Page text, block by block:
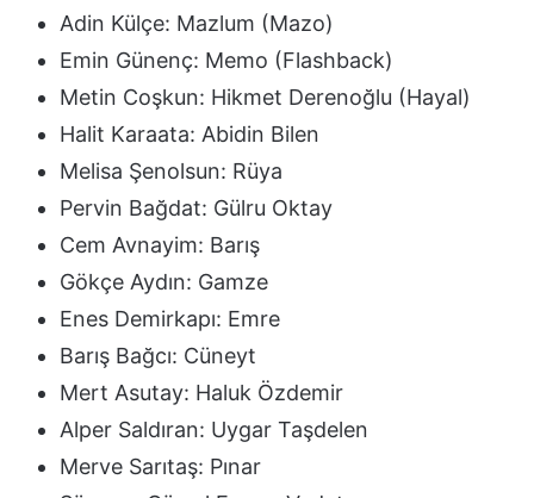
Adin Külçe: Mazlum (Mazo)
Emin Günenç: Memo (Flashback)
Metin Coşkun: Hikmet Derenoğlu (Hayal)
Halit Karaata: Abidin Bilen
Melisa Şenolsun: Rüya
Pervin Bağdat: Gülru Oktay
Cem Avnayim: Barış
Gökçe Aydın: Gamze
Enes Demirkapı: Emre
Barış Bağcı: Cüneyt
Mert Asutay: Haluk Özdemir
Alper Saldıran: Uygar Taşdelen
Merve Sarıtaş: Pınar